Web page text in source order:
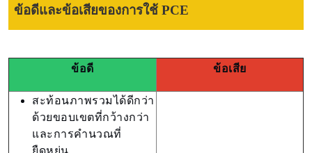
ข้อดีและข้อเสียของการใช้ PCE
ข้อดี ข้อเสีย
สะท้อนภาพรวมได้ดีกว่า
ด้วยขอบเขตที่กว้างกว่า
และการคำนวณที่
ยืดหยุ่น